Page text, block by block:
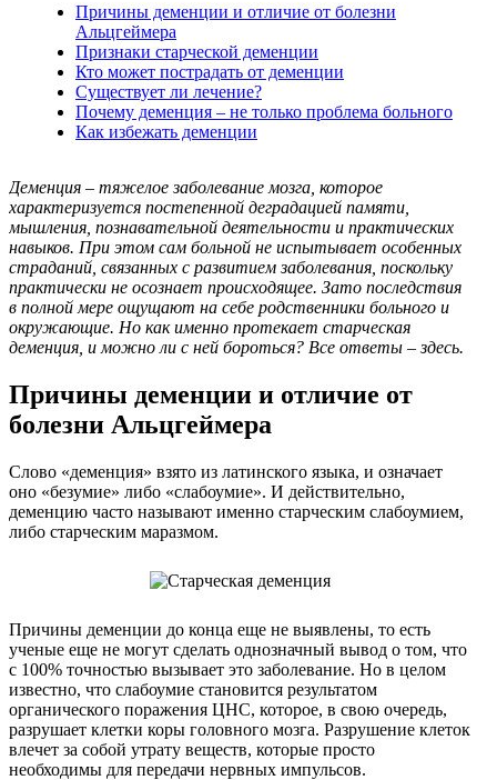
Причины деменции и отличие от болезни
Альцгеймера
Признаки старческой деменции
Кто может пострадать от деменции
Существует ли лечение?
Почему деменция – не только проблема больного
Как избежать деменции
Деменция – тяжелое заболевание мозга, которое
характеризуется постепенной деградацией памяти,
мышления, познавательной деятельности и практических
навыков. При этом сам больной не испытывает особенных
страданий, связанных с развитием заболевания, поскольку
практически не осознает происходящее. Зато последствия
в полной мере ощущают на себе родственники больного и
окружающие. Но как именно протекает старческая
деменция, и можно ли с ней бороться? Все ответы – здесь.
Причины деменции и отличие от
болезни Альцгеймера
Слово «деменция» взято из латинского языка, и означает
оно «безумие» либо «слабоумие». И действительно,
деменцию часто называют именно старческим слабоумием,
либо старческим маразмом.
Причины деменции до конца еще не выявлены, то есть
ученые еще не могут сделать однозначный вывод о том, что
с 100% точностью вызывает это заболевание. Но в целом
известно, что слабоумие становится результатом
органического поражения ЦНС, которое, в свою очередь,
разрушает клетки коры головного мозга. Разрушение клеток
влечет за собой утрату веществ, которые просто
необходимы для передачи нервных импульсов.